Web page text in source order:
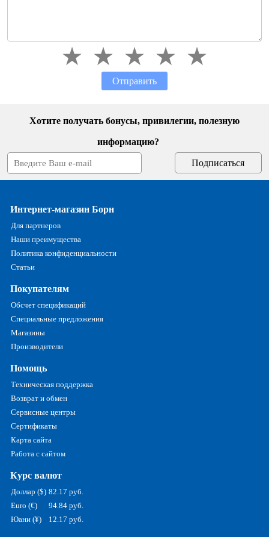
Отправить
Хотите получать бонусы, привилегии, полезную
информацию?
Интернет-магазин Борн
Для партнеров
Наши преимущества
Политика конфиденциальности
Статьи
Покупателям
Обсчет спецификаций
Специальные предложения
Магазины
Производители
Помощь
Техническая поддержка
Возврат и обмен
Сервисные центры
Сертификаты
Карта сайта
Работа с сайтом
Курс валют
Доллар ($) 82.17 руб.
Euro (€)
94.84 руб.
Юани (¥)
12.17 руб.